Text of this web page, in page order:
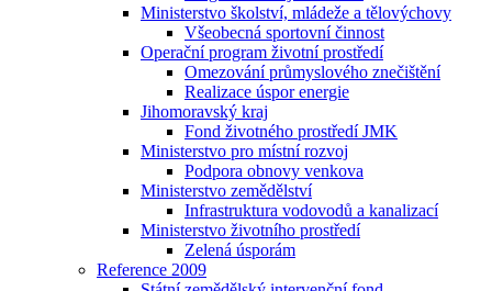
Ministerstvo školství, mládeže a tělovýchovy
Všeobecná sportovní činnost
Operační program životní prostředí
Omezování průmyslového znečištění
Realizace úspor energie
Jihomoravský kraj
Fond životného prostředí JMK
Ministerstvo pro místní rozvoj
Podpora obnovy venkova
Ministerstvo zemědělství
Infrastruktura vodovodů a kanalizací
Ministerstvo životního prostředí
Zelená úsporám
Reference 2009